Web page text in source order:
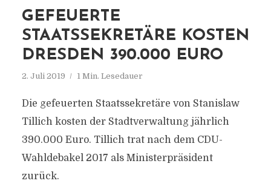
GEFEUERTE
STAATSSEKRETÄRE KOSTEN
DRESDEN 390.000 EURO
2. Juli 2019 1 Min. Lesedauer
Die gefeuerten Staatssekretäre von Stanislaw
Tillich kosten der Stadtverwaltung jährlich
390.000 Euro. Tillich trat nach dem CDU-
Wahldebakel 2017 als Ministerpräsident
zurück.